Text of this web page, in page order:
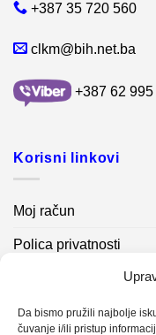
Da bismo pružili najbolje
čuvanje i/ili pristup
+387 35 720 560
clkm@bih.net.ba
+387 62 995
Korisni linkovi
Moj račun
Polica privatnosti
Kontakt info